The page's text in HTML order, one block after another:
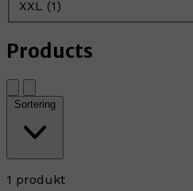
XXL (1)
Products
Sortering
1 produkt